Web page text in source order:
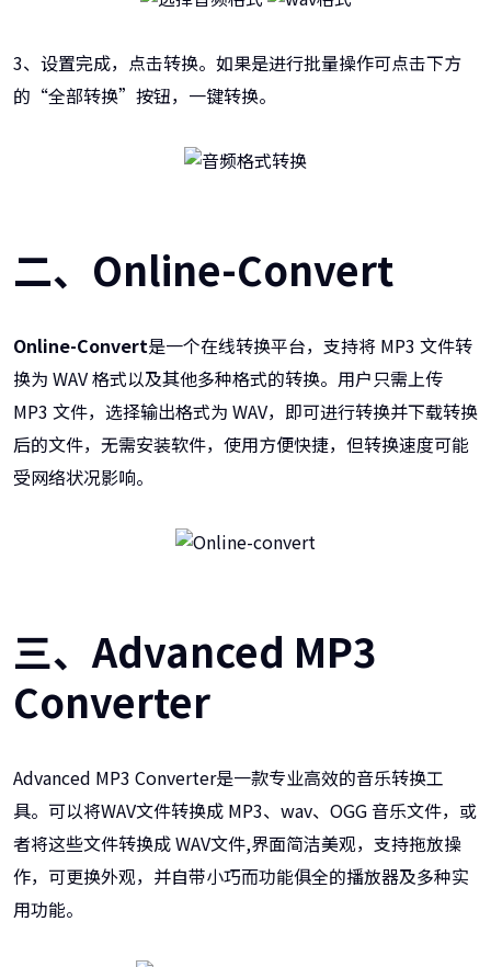
3、设置完成，点击转换。如果是进行批量操作可点击下方
的“全部转换”按钮，一键转换。
二、Online-Convert
Online-Convert是一个在线转换平台，支持将 MP3 文件转
换为 WAV 格式以及其他多种格式的转换。用户只需上传
MP3 文件，选择输出格式为 WAV，即可进行转换并下载转换
后的文件，无需安装软件，使用方便快捷，但转换速度可能
受网络状况影响。
三、Advanced MP3
Converter
Advanced MP3 Converter是一款专业高效的音乐转换工
具。可以将WAV文件转换成 MP3、wav、OGG 音乐文件，或
者将这些文件转换成 WAV文件,界面简洁美观，支持拖放操
作，可更换外观，并自带小巧而功能俱全的播放器及多种实
用功能。